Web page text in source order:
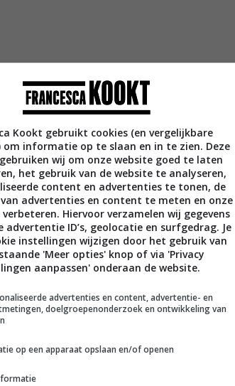
Kookt gebruikt cookies (en vergelijkbare
om informatie op te slaan en in te zien. Deze
wij om onze website goed te laten
het gebruik van de website te analyseren,
content en advertenties te tonen, de
advertenties en content te meten en onze
Hiervoor verzamelen wij gegevens
advertentie ID’s, geolocatie en surfgedrag. Je
instellingen wijzigen door het gebruik van
'Meer opties' knop of via 'Privacy
aanpassen' onderaan de website.
advertenties en content, advertentie- en
doelgroepenonderzoek en ontwikkeling van
op een apparaat opslaan en/of openen